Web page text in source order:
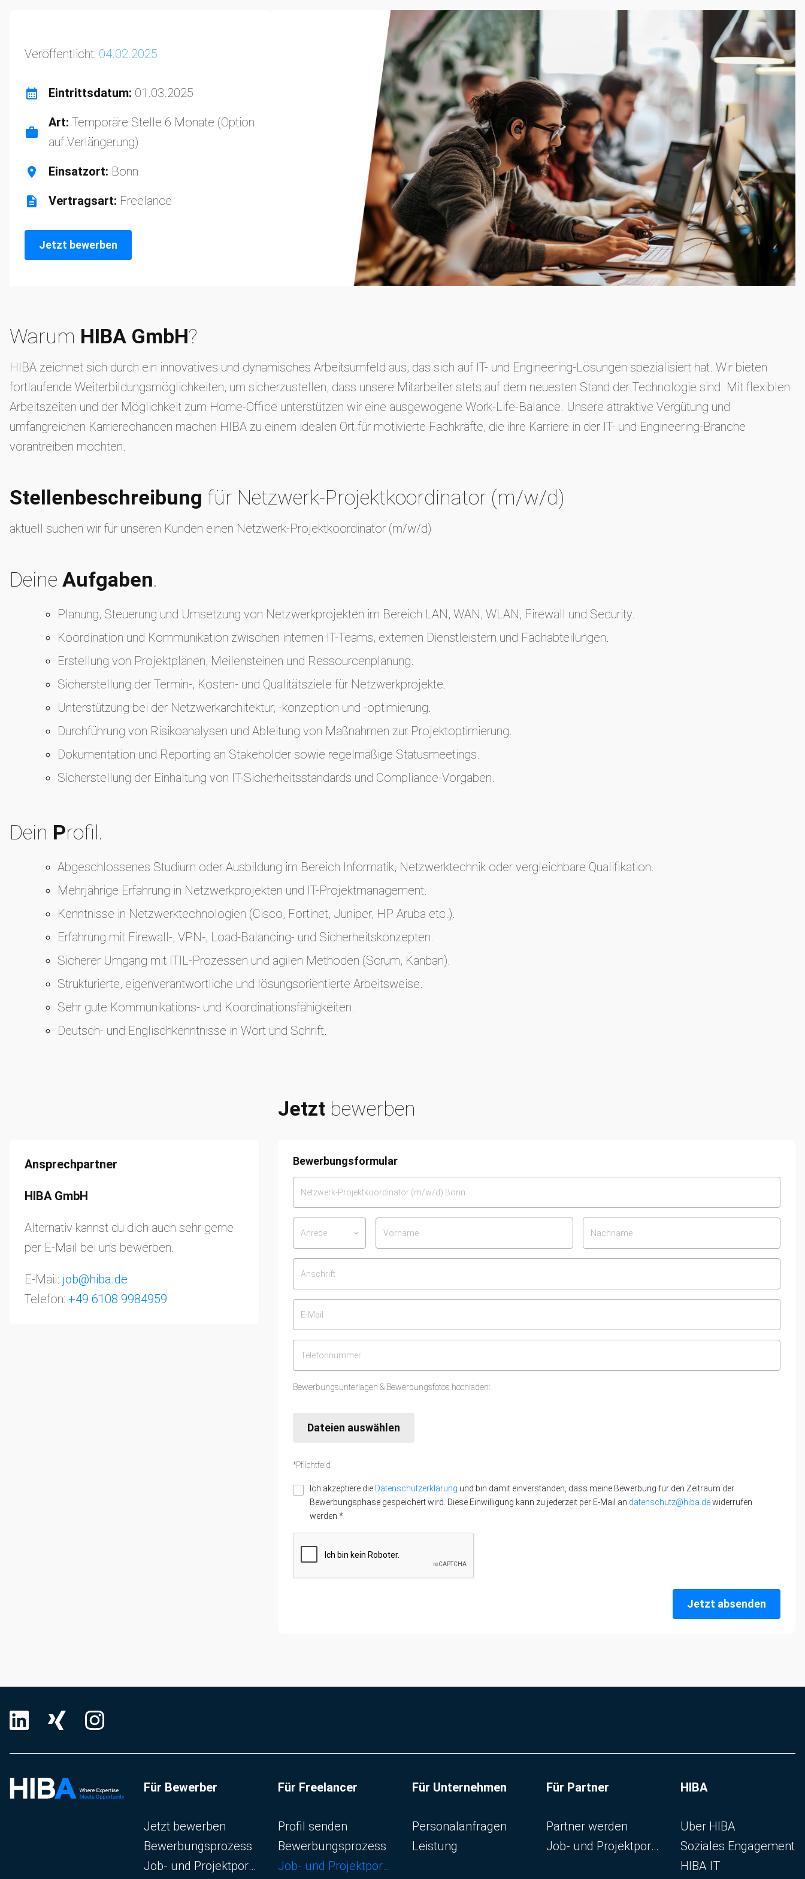
Veröffentlicht: 04.02.2025
Eintrittsdatum: 01.03.2025
Art: Temporäre Stelle 6 Monate (Option
auf Verlängerung)
Einsatzort: Bonn
Vertragsart: Freelance
Jetzt bewerben
Warum HIBA GmbH?
HIBA zeichnet sich durch ein innovatives und dynamisches Arbeitsumfeld aus, das sich auf IT- und Engineering-Lösungen spezialisiert hat. Wir bieten
fortlaufende Weiterbildungsmöglichkeiten, um sicherzustellen, dass unsere Mitarbeiter stets auf dem neuesten Stand der Technologie sind. Mit flexiblen
Arbeitszeiten und der Möglichkeit zum Home-Office unterstützen wir eine ausgewogene Work-Life-Balance. Unsere attraktive Vergütung und
umfangreichen Karrierechancen machen HIBA zu einem idealen Ort für motivierte Fachkräfte, die ihre Karriere in der IT- und Engineering-Branche
vorantreiben möchten.
Stellenbeschreibung für Netzwerk-Projektkoordinator (m/w/d)
aktuell suchen wir für unseren Kunden einen Netzwerk-Projektkoordinator (m/w/d)
Deine Aufgaben.
Planung, Steuerung und Umsetzung von Netzwerkprojekten im Bereich LAN, WAN, WLAN, Firewall und Security.
Koordination und Kommunikation zwischen internen IT-Teams, externen Dienstleistern und Fachabteilungen.
Erstellung von Projektplänen, Meilensteinen und Ressourcenplanung.
Sicherstellung der Termin-, Kosten- und Qualitätsziele für Netzwerkprojekte.
Unterstützung bei der Netzwerkarchitektur, -konzeption und -optimierung.
Durchführung von Risikoanalysen und Ableitung von Maßnahmen zur Projektoptimierung.
Dokumentation und Reporting an Stakeholder sowie regelmäßige Statusmeetings.
Sicherstellung der Einhaltung von IT-Sicherheitsstandards und Compliance-Vorgaben.
Dein Profil.
Abgeschlossenes Studium oder Ausbildung im Bereich Informatik, Netzwerktechnik oder vergleichbare Qualifikation.
Mehrjährige Erfahrung in Netzwerkprojekten und IT-Projektmanagement.
Kenntnisse in Netzwerktechnologien (Cisco, Fortinet, Juniper, HP Aruba etc.).
Erfahrung mit Firewall-, VPN-, Load-Balancing- und Sicherheitskonzepten.
Sicherer Umgang mit ITIL-Prozessen und agilen Methoden (Scrum, Kanban).
Strukturierte, eigenverantwortliche und lösungsorientierte Arbeitsweise.
Sehr gute Kommunikations- und Koordinationsfähigkeiten.
Deutsch- und Englischkenntnisse in Wort und Schrift.
Jetzt bewerben
Ansprechpartner
HIBA GmbH
Alternativ kannst du dich auch sehr gerne
per E-Mail bei uns bewerben.
E-Mail: job@hiba.de
Telefon: +49 6108 9984959
Bewerbungsformular
Anrede keyboard_arrow_down
Bewerbungsunterlagen & Bewerbungsfotos hochladen:
Dateien auswählen
*Pflichtfeld
Ich akzeptiere die Datenschutzerklärung und bin damit einverstanden, dass meine Bewerbung für den Zeitraum der
Bewerbungsphase gespeichert wird. Diese Einwilligung kann zu jederzeit per E-Mail an datenschutz@hiba.dewiderrufen
werden.*
Jetzt absenden
Für Bewerber
Navigation überspringen
Jetzt bewerben
Bewerbungsprozess
Job- und Projektportal
Für Freelancer
Navigation überspringen
Profil senden
Bewerbungsprozess
Job- und Projektportal
Für Unternehmen
Navigation überspringen
Personalanfragen
Leistung
Für Partner
Navigation überspringen
Partner werden
Job- und Projektportal
HIBA
Navigation überspringen
Über HIBA
Soziales Engagement
HIBA IT